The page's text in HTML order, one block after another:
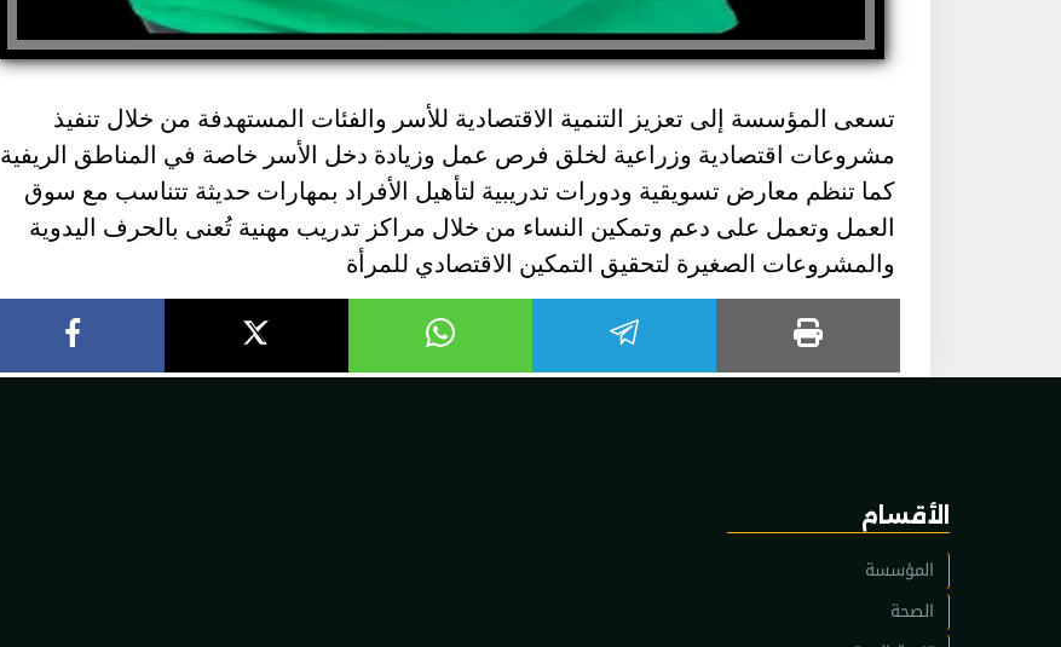
تسعى المؤسسة إلى تعزيز التنمية الاقتصادية للأسر والفئات المستهدفة من خلال تنفيذ
مشروعات اقتصادية وزراعية لخلق فرص عمل وزيادة دخل الأسر خاصة في المناطق الريفية
كما تنظم معارض تسويقية ودورات تدريبية لتأهيل الأفراد بمهارات حديثة تتناسب مع سوق
العمل وتعمل على دعم وتمكين النساء من خلال مراكز تدريب مهنية تُعنى بالحرف اليدوية
والمشروعات الصغيرة لتحقيق التمكين الاقتصادي للمرأة
الأقسام
المؤسسة
الصحة